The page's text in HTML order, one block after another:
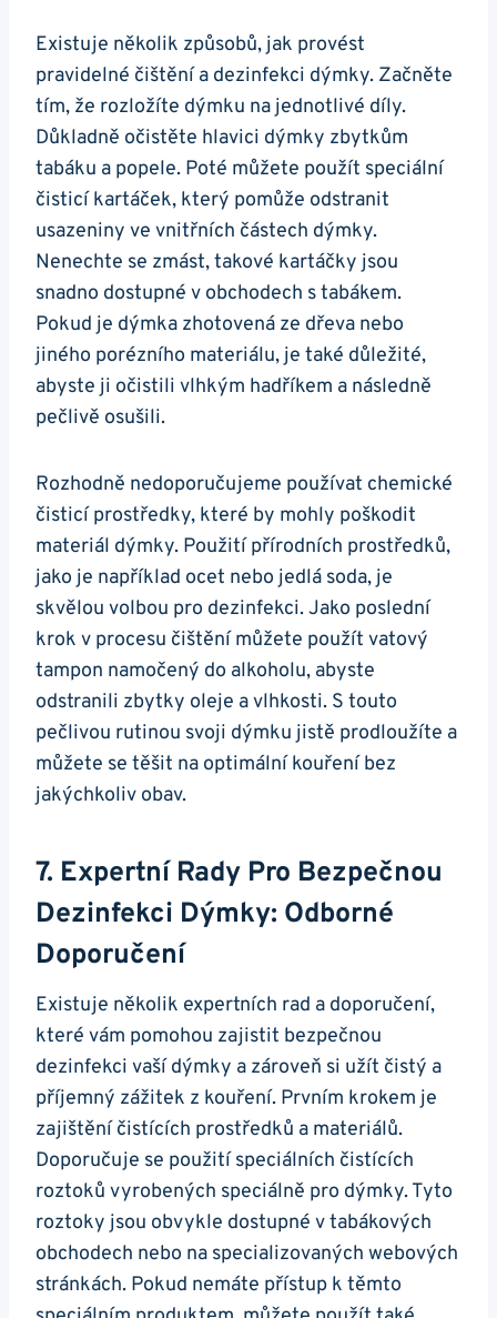
Existuje několik způsobů, jak provést
pravidelné čištění a dezinfekci dýmky. Začněte
tím, že rozložíte dýmku na jednotlivé díly.
Důkladně očistěte hlavici dýmky zbytkům
tabáku a popele. Poté můžete použít speciální
čisticí kartáček, který pomůže odstranit
usazeniny ve vnitřních částech dýmky.
Nenechte se zmást, takové kartáčky jsou
snadno dostupné v obchodech s tabákem.
Pokud je dýmka zhotovená ze dřeva nebo
jiného porézního materiálu, je také důležité,
abyste ji očistili vlhkým hadříkem a následně
pečlivě osušili.
Rozhodně nedoporučujeme používat chemické
čisticí prostředky, které by mohly poškodit
materiál dýmky. Použití přírodních prostředků,
jako je například ocet nebo jedlá soda, je
skvělou volbou pro dezinfekci. Jako poslední
krok v procesu čištění můžete použít vatový
tampon namočený do alkoholu, abyste
odstranili zbytky oleje a vlhkosti. S touto
pečlivou rutinou svoji dýmku jistě prodloužíte a
můžete se těšit na optimální kouření bez
jakýchkoliv obav.
7. Expertní Rady Pro Bezpečnou
Dezinfekci Dýmky: Odborné
Doporučení
Existuje několik expertních rad a doporučení,
které vám pomohou zajistit bezpečnou
dezinfekci vaší dýmky a zároveň si užít čistý a
příjemný zážitek z kouření. Prvním krokem je
zajištění čistících prostředků a materiálů.
Doporučuje se použití speciálních čistících
roztoků vyrobených speciálně pro dýmky. Tyto
roztoky jsou obvykle dostupné v tabákových
obchodech nebo na specializovaných webových
stránkách. Pokud nemáte přístup k těmto